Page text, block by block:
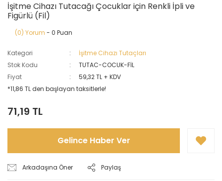
İşitme Cihazı Tutacağı Çocuklar için Renkli İpli ve
Figürlü (Fil)
(0) Yorum - 0 Puan
Kategori
İşitme Cihazı Tutaçları
Stok Kodu
TUTAC-COCUK-FİL
Fiyat
59,32 TL + KDV
*11,86 TL den başlayan taksitlerle!
71,19 TL
Gelince Haber Ver
Arkadaşına Öner Paylaş